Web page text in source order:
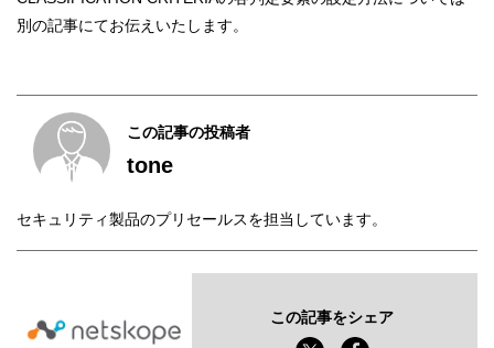
別の記事にてお伝えいたします。
この記事の投稿者
tone
セキュリティ製品のプリセールスを担当しています。
この記事をシェア